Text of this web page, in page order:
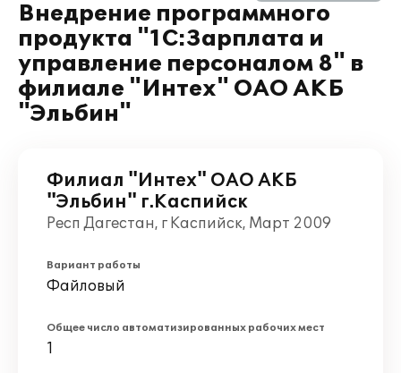
Внедрение программного
продукта "1С:Зарплата и
управление персоналом 8" в
филиале "Интех" ОАО АКБ
"Эльбин"
Филиал "Интех" ОАО АКБ
"Эльбин" г.Каспийск
Респ Дагестан, г Каспийск, Март 2009
Вариант работы
Файловый
Общее число автоматизированных рабочих мест
1